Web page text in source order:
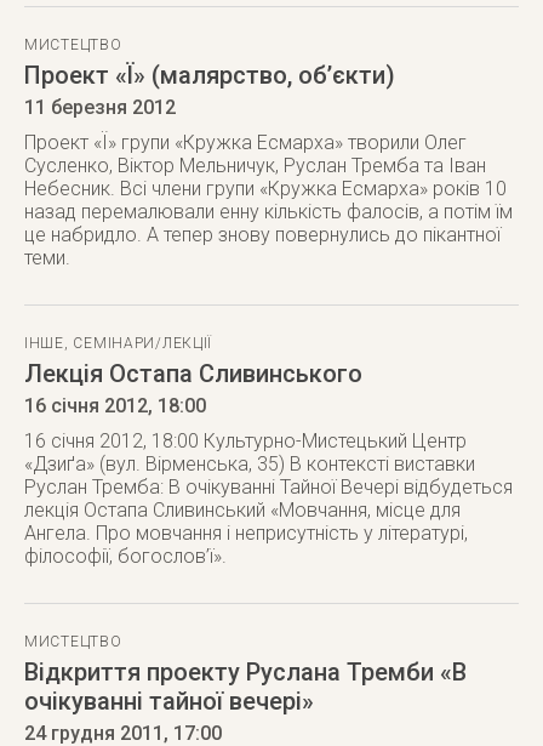
МИСТЕЦТВО
Проект «Ї» (малярство, об’єкти)
11 березня 2012
Проект «Ї» групи «Кружка Есмарха» творили Олег
Сусленко, Віктор Мельничук, Руслан Тремба та Іван
Небесник. Всі члени групи «Кружка Есмарха» років 10
назад перемалювали енну кількість фалосів, а потім їм
це набридло. А тепер знову повернулись до пікантної
теми.
ІНШЕ, СЕМІНАРИ/ЛЕКЦІЇ
Лекція Остапа Сливинського
16 січня 2012, 18:00
16 січня 2012, 18:00 Культурно-Мистецький Центр
«Дзиґа» (вул. Вірменська, 35) В контексті виставки
Руслан Тремба: В очікуванні Тайної Вечері відбудеться
лекція Остапа Сливинський «Мовчання, місце для
Ангела. Про мовчання і неприсутність у літературі,
філософії, богослов’ї».
МИСТЕЦТВО
Відкриття проекту Руслана Тремби «В
очікуванні тайної вечері»
24 грудня 2011 , 17:00